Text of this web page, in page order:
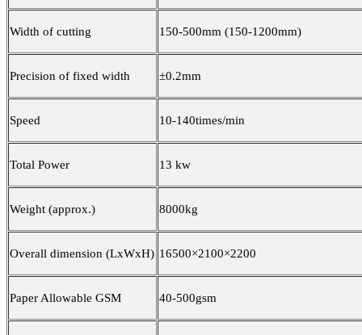
Width of cutting 150-500mm (150-1200mm)
Precision of fixed width ±0.2mm
Speed 10-140times/min
Total Power 13 kw
Weight (approx.) 8000kg
Overall dimension (LxWxH) 16500×2100×2200
Paper Allowable GSM 40-500gsm